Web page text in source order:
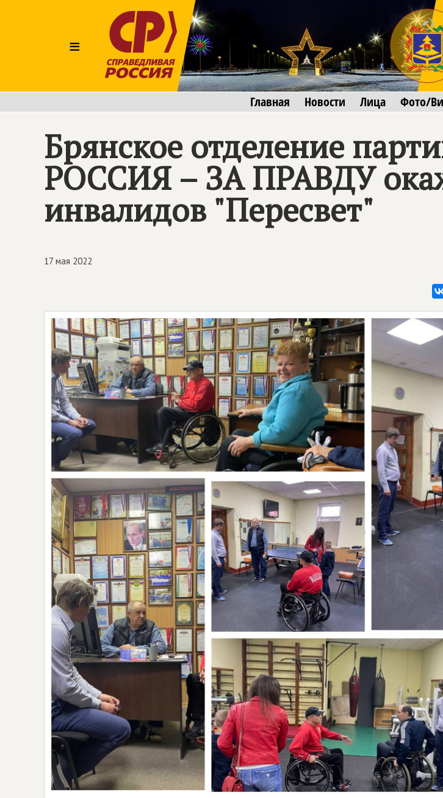
≡
Главная Новости Лица Фото/
Брянское отделение
РОССИЯ – ЗА ПРАВДУ
инвалидов "Пересвет"
17 мая 2022